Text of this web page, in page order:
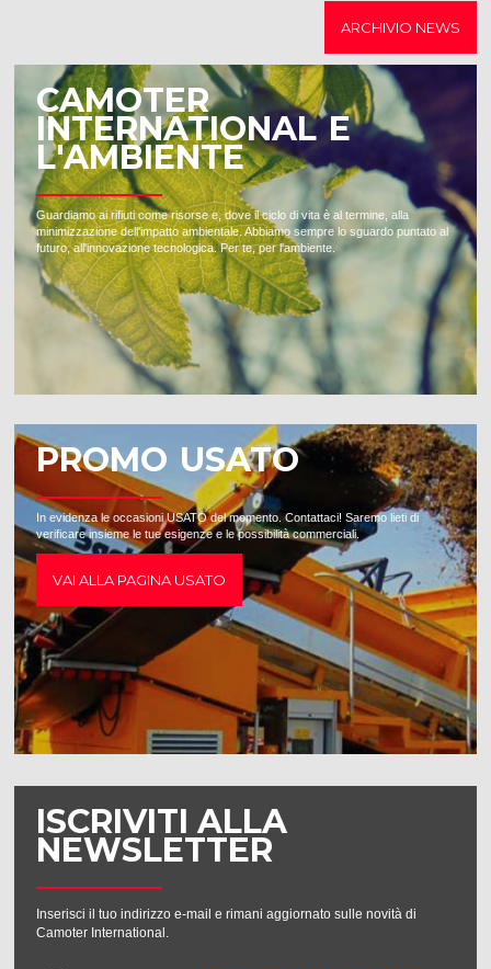
ARCHIVIO NEWS
CAMOTER
INTERNATIONAL E
L'AMBIENTE
Guardiamo ai rifiuti come risorse e, dove il ciclo di vita è al termine, alla
minimizzazione dell'impatto ambientale. Abbiamo sempre lo sguardo puntato al
futuro, all'innovazione tecnologica. Per te, per l'ambiente.
PROMO USATO
In evidenza le occasioni USATO del momento. Contattaci! Saremo lieti di
verificare insieme le tue esigenze e le possibilità commerciali.
VAI ALLA PAGINA USATO
ISCRIVITI ALLA
NEWSLETTER
Inserisci il tuo indirizzo e-mail e rimani aggiornato sulle novità di
Camoter International.